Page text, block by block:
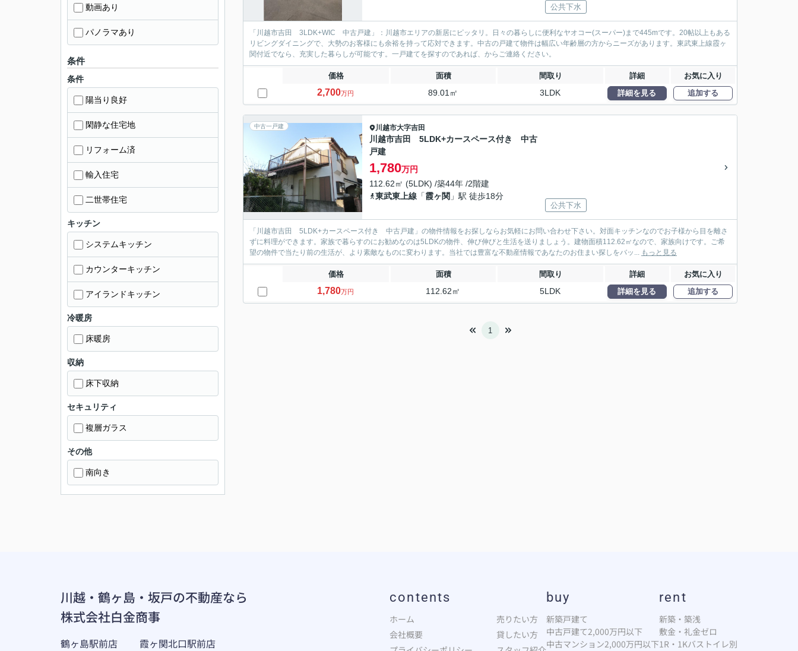
公共下水
「川越市吉田 3LDK+WIC 中古戸建」：川越市エリアの新居にピッタリ。日々の暮らしに便利なヤオコー(スーパー)まで445mです。20帖以上もある
リビングダイニングで、大勢のお客様にも余裕を持って応対できます。中古の戸建て物件は幅広い年齢層の方からニーズがあります。東武東上線霞ヶ
関付近でなら、充実した暮らしが可能です。一戸建てを探すのであれば、 からご連絡ください。
価格 面積 間取り 詳細 お気に入り
2,700万円 89.01㎡ 3LDK 詳細を見る 追加する
中古一戸建 川越市大字吉田
川越市吉田 5LDK+カースペース付き 中古
戸建
1,780万円
112.62㎡ (5LDK) /築44年 /2階建
東武東上線 「霞ヶ関 」駅 徒歩18分
公共下水
「川越市吉田 5LDK+カースペース付き 中古戸建」の物件情報をお探しならお気軽にお問い合わせ下さい。対面キッチンなのでお子様から目を離さ
ずに料理ができます。家族で暮らすのにお勧めなのは5LDKの物件、伸び伸びと生活を送りましょう。建物面積112.62㎡なので、家族向けです。ご希
望の物件で当たり前の生活が、より素敵なものに変わります。当社では豊富な不動産情報であなたのお住まい探しをバッ... もっと見る
価格 面積 間取り 詳細 お気に入り
1,780万円 112.62㎡ 5LDK 詳細を見る 追加する
1
動画あり
パノラマあり
条件
条件
陽当り良好
閑静な住宅地
リフォーム済
輸入住宅
二世帯住宅
キッチン
システムキッチン
カウンターキッチン
アイランドキッチン
冷暖房
床暖房
収納
床下収納
セキュリティ
複層ガラス
その他
南向き
川越・鶴ヶ島・坂戸の不動産なら
株式会社白金商事
鶴ヶ島駅前店 霞ヶ関北口駅前店
contents
ホーム
売りたい方
会社概要
貸したい方
buy
新築戸建て
中古戸建て2,000万円以下
中古マンション2,000万円以下
rent
新築・築浅
敷金・礼金ゼロ
1R・1Kバストイレ別